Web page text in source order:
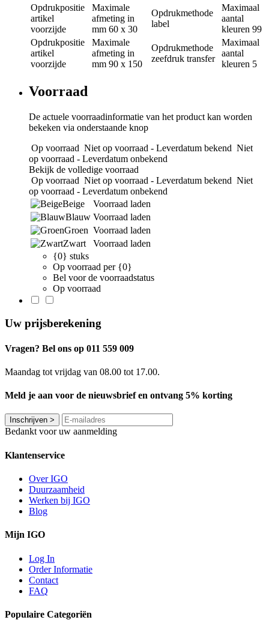
Opdrukpositie
artikel
voorzijde
Maximale
afmeting in
mm 60 x 30
Opdrukmethode
label
Maximaal
aantal
kleuren 99
Opdrukpositie
artikel
voorzijde
Maximale
afmeting in
mm 90 x 150
Opdrukmethode
zeefdruk transfer
Maximaal
aantal
kleuren 5
Voorraad
De actuele voorraadinformatie van het product kan worden
bekeken via onderstaande knop
Op voorraad Niet op voorraad - Leverdatum bekend Niet
op voorraad - Leverdatum onbekend
Bekijk de volledige voorraad
Op voorraad Niet op voorraad - Leverdatum bekend Niet
op voorraad - Leverdatum onbekend
Beige
Voorraad laden
Blauw Voorraad laden
Groen Voorraad laden
Zwart
Voorraad laden
{0} stuks
Op voorraad per {0}
Bel voor de voorraadstatus
Op voorraad
Uw prijsberekening
Vragen? Bel ons op 011 559 009
Maandag tot vrijdag van 08.00 tot 17.00.
Meld je aan voor de nieuwsbrief en ontvang 5% korting
Inschrijven >
Bedankt voor uw aanmelding
Klantenservice
Over IGO
Duurzaamheid
Werken bij IGO
Blog
Mijn IGO
Log In
Order Informatie
Contact
FAQ
Populaire Categoriën